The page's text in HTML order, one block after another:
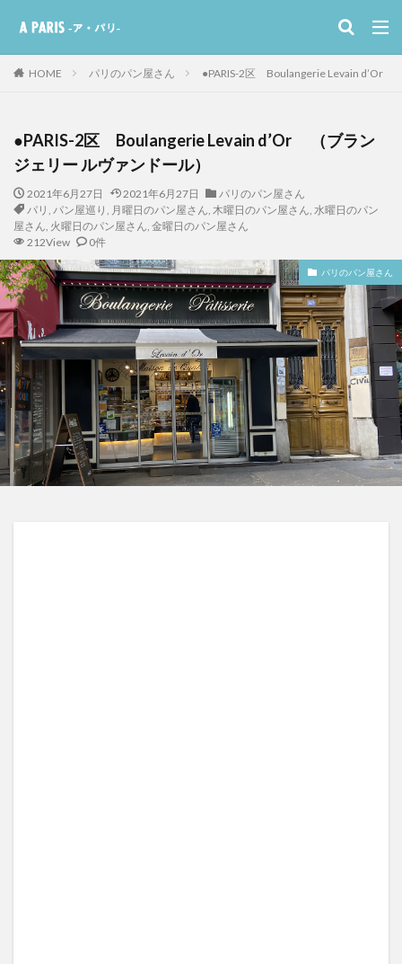
HOME パリのパン屋さん ●PARIS-2区 Boulangerie Levain d’Or
●PARIS-2区 Boulangerie Levain d’Or （ブラン
ジェリー ルヴァンドール）
2021年6月27日 2021年6月27日
パリのパン屋さん
パリ , パン屋巡り , 月曜日のパン屋さん, 木曜日のパン屋さん, 水曜日のパン
屋さん, 火曜日のパン屋さん, 金曜日のパン屋さん
212View
0件
パリのパン屋さん